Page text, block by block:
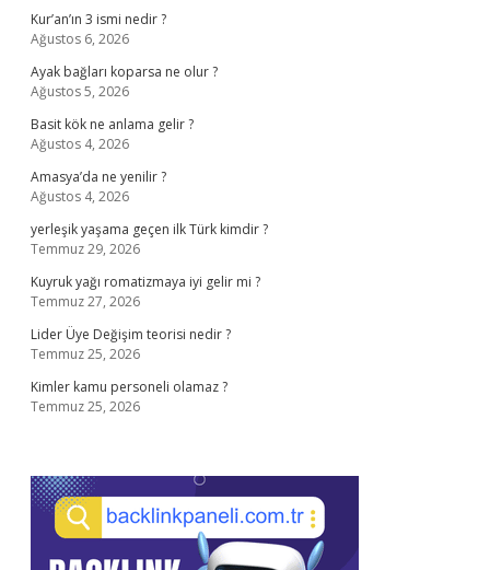
Kur’an’ın 3 ismi nedir ?
Ağustos 6, 2026
Ayak bağları koparsa ne olur ?
Ağustos 5, 2026
Basit kök ne anlama gelir ?
Ağustos 4, 2026
Amasya’da ne yenilir ?
Ağustos 4, 2026
yerleşik yaşama geçen ilk Türk kimdir ?
Temmuz 29, 2026
Kuyruk yağı romatizmaya iyi gelir mi ?
Temmuz 27, 2026
Lider Üye Değişim teorisi nedir ?
Temmuz 25, 2026
Kimler kamu personeli olamaz ?
Temmuz 25, 2026